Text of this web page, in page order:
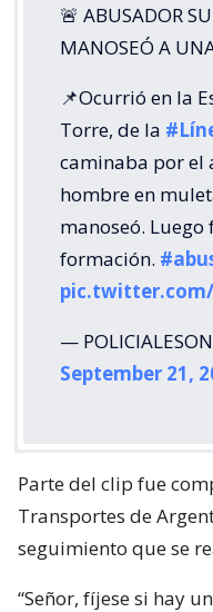
🚨 ABUSADOR
MANOSEÓ A
📌Ocurrió en la
Torre, de la
caminaba por el
hombre en
manoseó.
formación.
—
September 21,
Parte del clip fue
Transportes de
seguimiento que se
“Señor, fíjese si hay